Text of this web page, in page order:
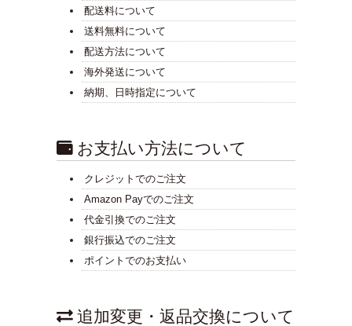
配送料について
送料無料について
配送方法について
海外発送について
納期、日時指定について
お支払い方法について
クレジットでのご注文
Amazon Payでのご注文
代金引換でのご注文
銀行振込でのご注文
ポイントでのお支払い
追加変更・返品交換について